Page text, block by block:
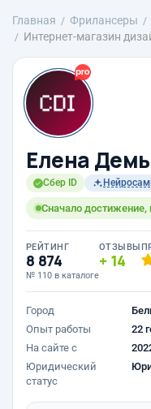
Главная Фрилансеры
Интернет-магазин
Елена
Сбер ID
Сначало достижение,
РЕЙТИНГ
8 874
№ 110 в каталоге
ОТЗЫВЫ
14
Город
Опыт работы
22
На сайте с
Юридический
статус